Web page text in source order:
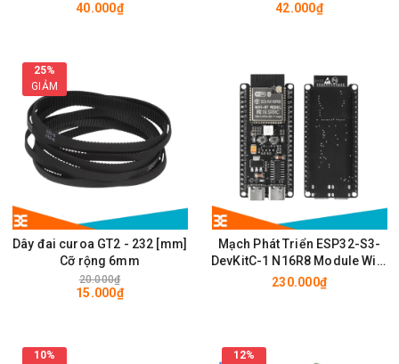
28 x 28mm
40.000₫ 42.000₫
25%
GIẢM
Dây đai curoa GT2 - 232 [mm]
Cỡ rộng 6mm
20.000₫
15.000₫
Mạch Phát Triển ESP32-S3-
DevKitC-1 N16R8 Module Wifi,
BLE có chân cắm ăng ten
230.000₫
10%
12%